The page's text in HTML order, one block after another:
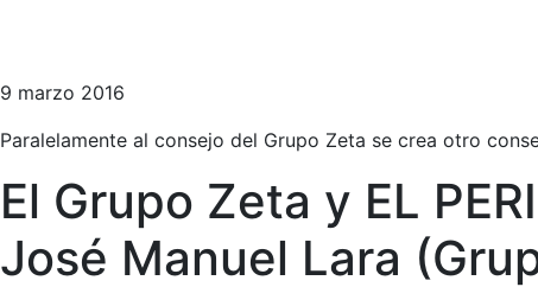
9 marzo 2016
Paralelamente al consejo del Grupo Zeta se crea otro
El Grupo Zeta y EL
José Manuel Lara